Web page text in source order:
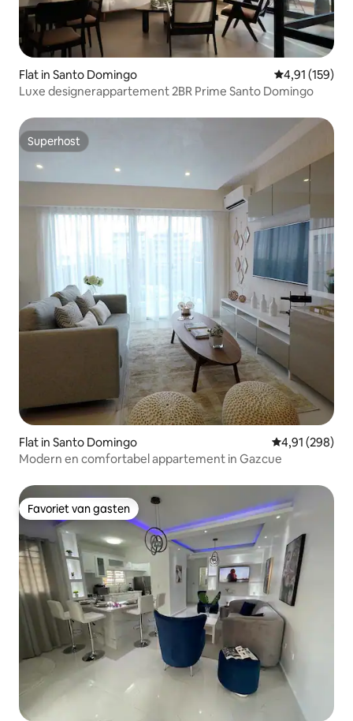
Flat in Santo Domingo Gemiddelde
4,91 (159)
Luxe designerappartement 2BR Prime Santo Domingo
Superhost
Superhost
Flat in Santo Domingo Gemiddelde
4,91 (298)
Modern en comfortabel appartement in Gazcue
Favoriet van gasten
Favoriet van gasten